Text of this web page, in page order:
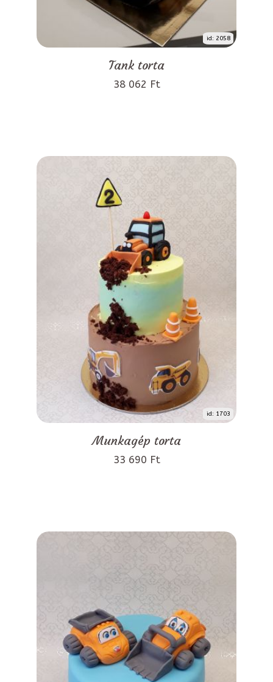
id: 2058
Tank torta
38 062 Ft
id: 1703
Munkagép torta
33 690 Ft